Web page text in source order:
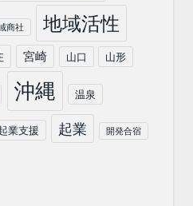
商社 地域活性
宮崎 山口 山形
沖縄 温泉
業支援 起業 開発合宿